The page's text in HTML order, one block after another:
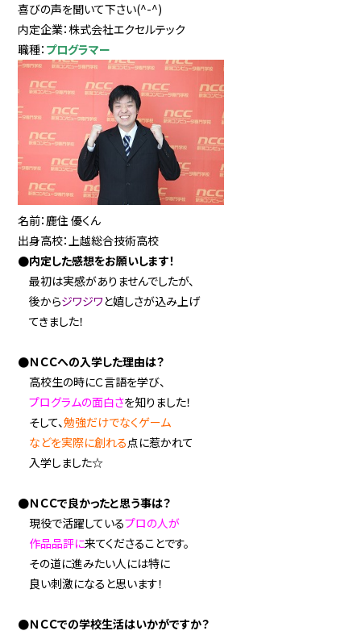
喜びの声を聞いて下さい(^-^)
内定企業：株式会社エクセルテック
職種： プログラマー
名前：鹿住 優くん
出身高校：上越総合技術高校
●内定した感想をお願いします！
最初は実感がありませんでしたが、
後からジワジワと嬉しさが込み上げ
てきました！
●ＮＣＣへの入学した理由は？
高校生の時にＣ言語を学び、
プログラムの面白さを知りました！
そして、勉強だけでなくゲーム
などを実際に創れる点に惹かれて
入学しました☆
●ＮＣＣで良かったと思う事は？
現役で活躍しているプロの人が
作品品評に来てくださることです。
その道に進みたい人には特に
良い刺激になると思います！
●ＮＣＣでの学校生活はいかがですか？